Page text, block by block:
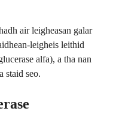
air leigheasan galar
leigheis leithid
alfa), a tha nan
staid seo.